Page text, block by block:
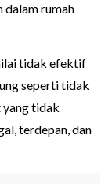
dalam rumah
tidak efektif
seperti tidak
yang tidak
terdepan, dan